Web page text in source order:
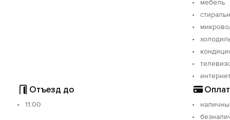
мебель
Отъезд до
11:00